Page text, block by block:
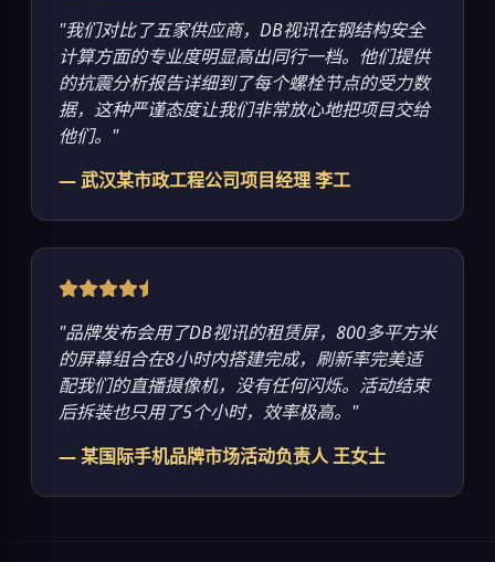
"我们对比了五家供应商，DB视讯在钢结构安全
计算方面的专业度明显高出同行一档。他们提供
的抗震分析报告详细到了每个螺栓节点的受力数
据，这种严谨态度让我们非常放心地把项目交给
他们。"
— 武汉某市政工程公司项目经理 李工
"品牌发布会用了DB视讯的租赁屏，800多平方米
的屏幕组合在8小时内搭建完成，刷新率完美适
配我们的直播摄像机，没有任何闪烁。活动结束
后拆装也只用了5个小时，效率极高。"
— 某国际手机品牌市场活动负责人 王女士